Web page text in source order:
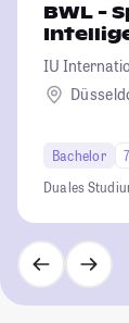
BWL -
IU
Bachelor
Duales